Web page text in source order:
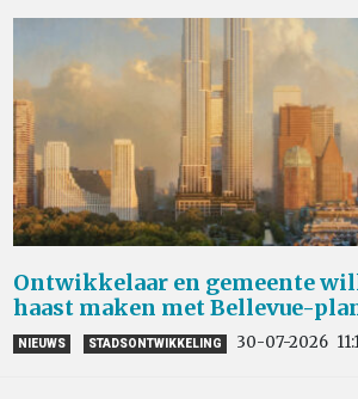
Ontwikkelaar en gemeente
haast maken met Bellevue-
NIEUWS STADSONTWIKKELING 30-07-2026